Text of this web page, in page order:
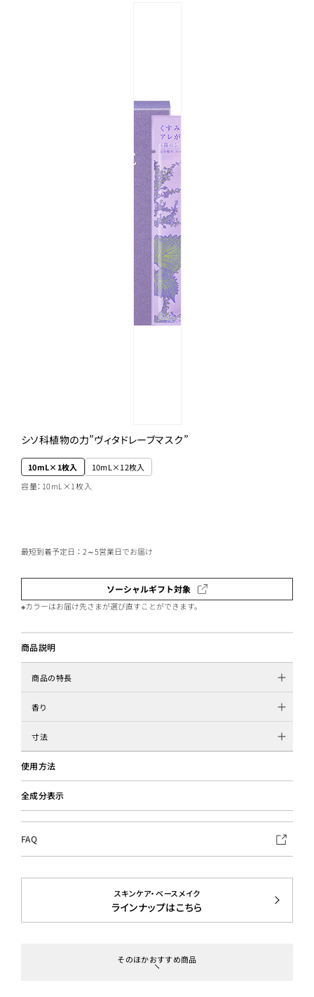
シソ科植物の力”ヴィタドレーブマスク”
10mL×1枚入
10mL×12枚入
容量：10mL×1枚入
最短到着予定日：2～5営業日でお届け
ソーシャルギフト対象
※カラーはお届け先さまが選び直すことができます。
商品説明
商品の特長
香り
寸法
使用方法
全成分表示
FAQ
スキンケア・ベースメイク
ラインナップはこちら
そのほかおすすめ商品